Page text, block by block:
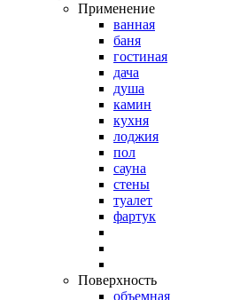
Применение
ванная
баня
гостиная
дача
душа
камин
кухня
лоджия
пол
сауна
стены
туалет
фартук
Поверхность
объемная